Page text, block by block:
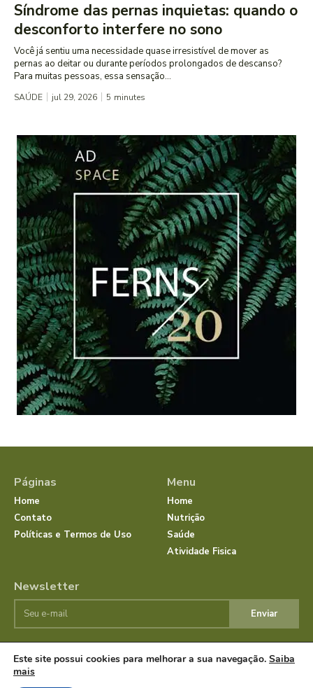
Síndrome das pernas inquietas: quando o
desconforto interfere no sono
Você já sentiu uma necessidade quase irresistível de mover as
pernas ao deitar ou durante períodos prolongados de descanso?
Para muitas pessoas, essa sensação...
SAÚDE jul 29, 2026 5 minutes
Páginas
Home
Contato
Políticas e Termos de Uso
Menu
Home
Nutrição
Saúde
Atividade Fisica
Newsletter
Enviar
© JornalSaudeBemEstar.Com.Br 2025 Todos os direitos
reservados.
Este site possui cookies para melhorar a sua navegação. Saiba
mais